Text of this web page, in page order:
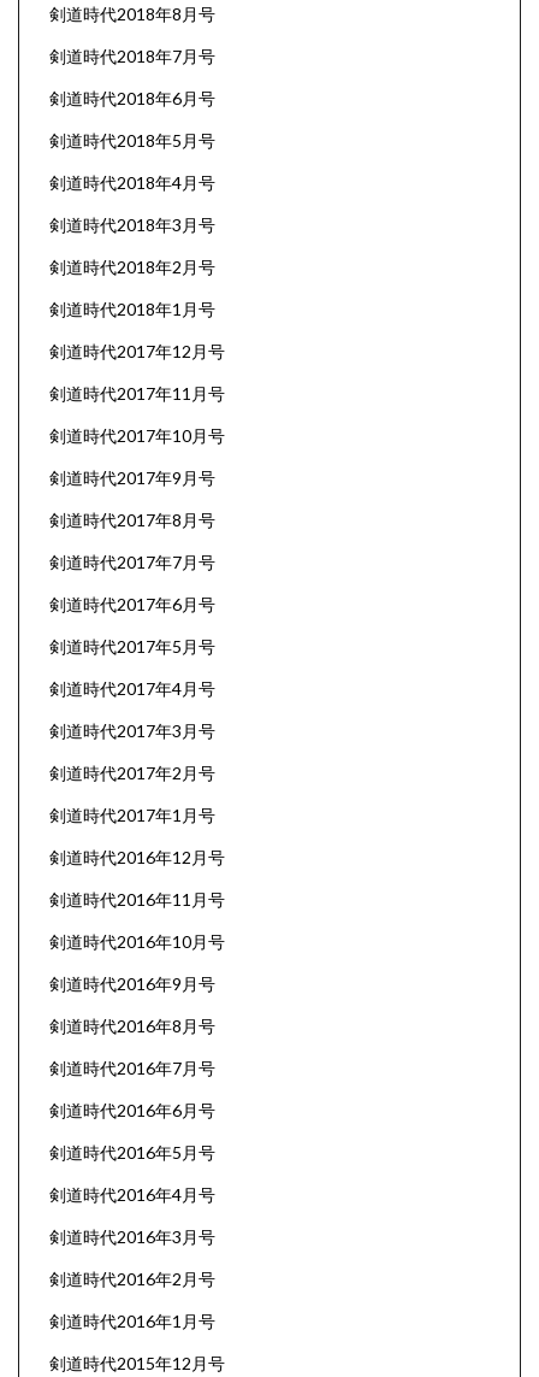
剣道時代2018年8月号
剣道時代2018年7月号
剣道時代2018年6月号
剣道時代2018年5月号
剣道時代2018年4月号
剣道時代2018年3月号
剣道時代2018年2月号
剣道時代2018年1月号
剣道時代2017年12月号
剣道時代2017年11月号
剣道時代2017年10月号
剣道時代2017年9月号
剣道時代2017年8月号
剣道時代2017年7月号
剣道時代2017年6月号
剣道時代2017年5月号
剣道時代2017年4月号
剣道時代2017年3月号
剣道時代2017年2月号
剣道時代2017年1月号
剣道時代2016年12月号
剣道時代2016年11月号
剣道時代2016年10月号
剣道時代2016年9月号
剣道時代2016年8月号
剣道時代2016年7月号
剣道時代2016年6月号
剣道時代2016年5月号
剣道時代2016年4月号
剣道時代2016年3月号
剣道時代2016年2月号
剣道時代2016年1月号
剣道時代2015年12月号